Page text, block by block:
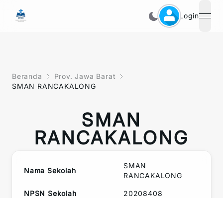
Login
Beranda
Prov. Jawa Barat
SMAN RANCAKALONG
SMAN
RANCAKALONG
Nama Sekolah
SMAN
RANCAKALONG
NPSN Sekolah 20208408